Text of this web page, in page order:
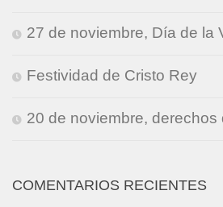
27 de noviembre, Día de la
Festividad de Cristo Rey
20 de noviembre, derechos
COMENTARIOS RECIENTES